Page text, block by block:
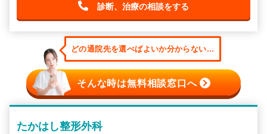
診断、治療の相談をする
どの通院先を選べばよいか分からない...
そんな時は無料相談窓口へ
たかはし整形外科